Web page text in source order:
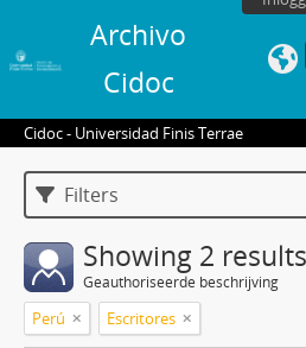
Archivo
Cidoc
Cidoc - Universidad Finis Terrae
Filters
Showing 2 results
Geauthoriseerde beschrijving
Perú Escritores